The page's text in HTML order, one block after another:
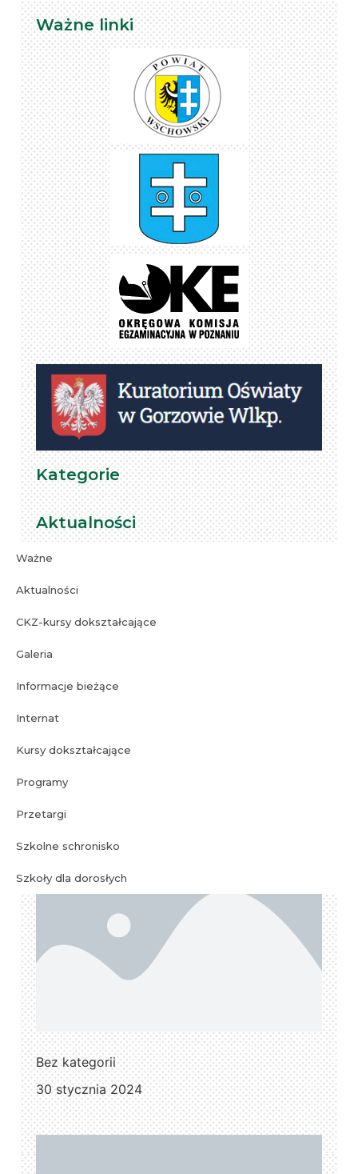
Ważne linki
Kategorie
Ważne
Aktualności
CKZ-kursy dokształcające
Galeria
Informacje bieżące
Internat
Kursy dokształcające
Programy
Przetargi
Szkolne schronisko
Szkoły dla dorosłych
Aktualności
Bez kategorii
30 stycznia 2024